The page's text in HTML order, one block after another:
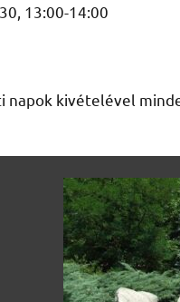
13:00-14:00
napok kivételével